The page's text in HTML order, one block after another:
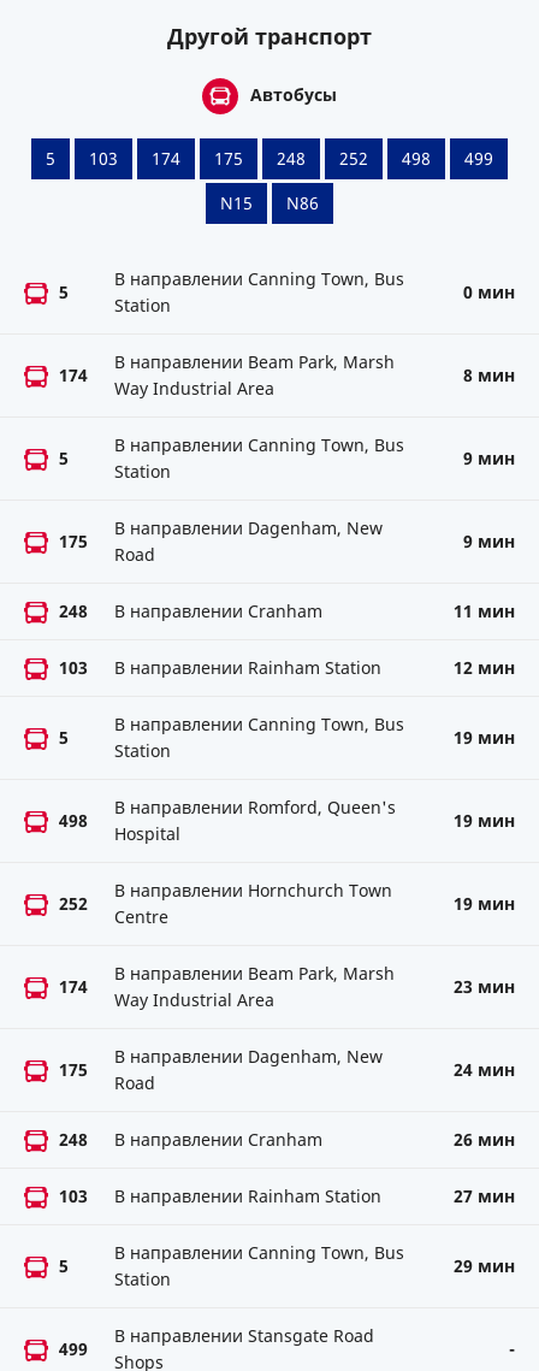
Другой транспорт
Автобусы
5 103 174 175 248 252 498
499
N15
N86
5
В направлении Canning Town, Bus
Station
0 мин
174
В направлении Beam Park, Marsh
Way Industrial Area
8 мин
5
В направлении Canning Town, Bus
Station
9 мин
175
В направлении Dagenham, New
Road
9 мин
248 В направлении Cranham 11 мин
103 В направлении Rainham Station 12 мин
5
В направлении Canning Town, Bus
Station
19 мин
498
В направлении Romford, Queen's
Hospital
19 мин
252
В направлении Hornchurch Town
Centre
19 мин
174
В направлении Beam Park, Marsh
Way Industrial Area
23 мин
175
В направлении Dagenham, New
Road
24 мин
248 В направлении Cranham 26 мин
103 В направлении Rainham Station 27 мин
5
В направлении Canning Town, Bus
Station
29 мин
499
В направлении Stansgate Road
Shops
-